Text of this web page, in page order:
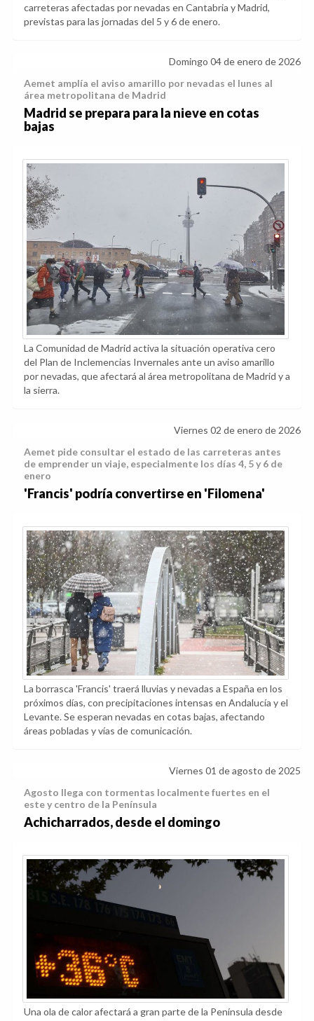
carreteras afectadas por nevadas en Cantabria y Madrid,
previstas para las jornadas del 5 y 6 de enero.
Domingo 04 de enero de 2026
Aemet amplía el aviso amarillo por nevadas el lunes al
área metropolitana de Madrid
Madrid se prepara para la nieve en cotas
bajas
La Comunidad de Madrid activa la situación operativa cero
del Plan de Inclemencias Invernales ante un aviso amarillo
por nevadas, que afectará al área metropolitana de Madrid y a
la sierra.
Viernes 02 de enero de 2026
Aemet pide consultar el estado de las carreteras antes
de emprender un viaje, especialmente los días 4, 5 y 6 de
enero
'Francis' podría convertirse en 'Filomena'
La borrasca 'Francis' traerá lluvias y nevadas a España en los
próximos días, con precipitaciones intensas en Andalucía y el
Levante. Se esperan nevadas en cotas bajas, afectando
áreas pobladas y vías de comunicación.
Viernes 01 de agosto de 2025
Agosto llega con tormentas localmente fuertes en el
este y centro de la Península
Achicharrados, desde el domingo
Una ola de calor afectará a gran parte de la Península desde